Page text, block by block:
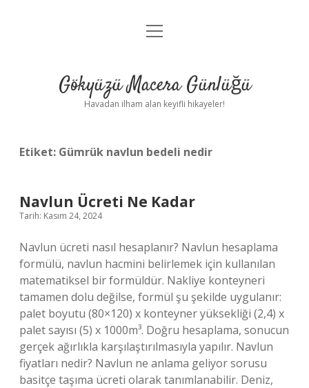
Anasayfa
Yasal Uyarı
menüyü
Gökyüzü Macera Günlüğü
Havadan ilham alan keyifli hikayeler!
Etiket: Gümrük navlun bedeli nedir
Navlun Ücreti Ne Kadar
Tarih: Kasım 24, 2024
Navlun ücreti nasıl hesaplanır? Navlun hesaplama
formülü, navlun hacmini belirlemek için kullanılan
matematiksel bir formüldür. Nakliye konteyneri
tamamen dolu değilse, formül şu şekilde uygulanır:
palet boyutu (80×120) x konteyner yüksekliği (2,4) x
palet sayısı (5) x 1000m³. Doğru hesaplama, sonucun
gerçek ağırlıkla karşılaştırılmasıyla yapılır. Navlun
fiyatları nedir? Navlun ne anlama geliyor sorusu
basitçe taşıma ücreti olarak tanımlanabilir. Deniz,